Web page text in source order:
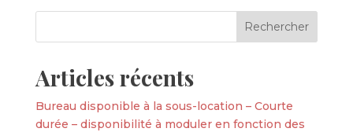
Articles récents
Bureau disponible à la sous-location – Courte
durée – disponibilité à moduler en fonction des